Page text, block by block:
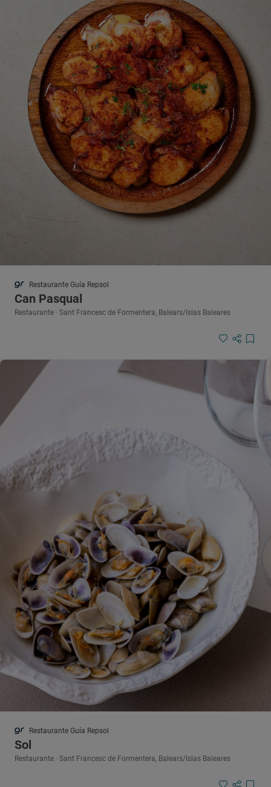
Restaurante Guía Repsol
Can Pasqual
Restaurante · Sant Francesc de Formentera, Balears/Islas Baleares
Restaurante Guía Repsol
Sol
Restaurante · Sant Francesc de Formentera, Balears/Islas Baleares